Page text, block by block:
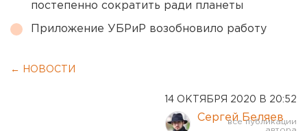
постепенно сократить ради планеты
Приложение УБРиР возобновило работу
← НОВОСТИ
14 ОКТЯБРЯ 2020 В 20:52
Сергей Беляев